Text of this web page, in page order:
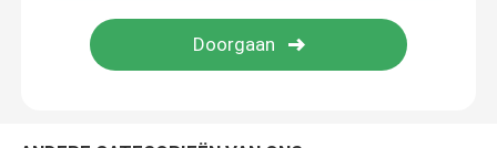
De rechte Sensor van de Sondetemperatuur
De Sensor van de kogeltemperatuur